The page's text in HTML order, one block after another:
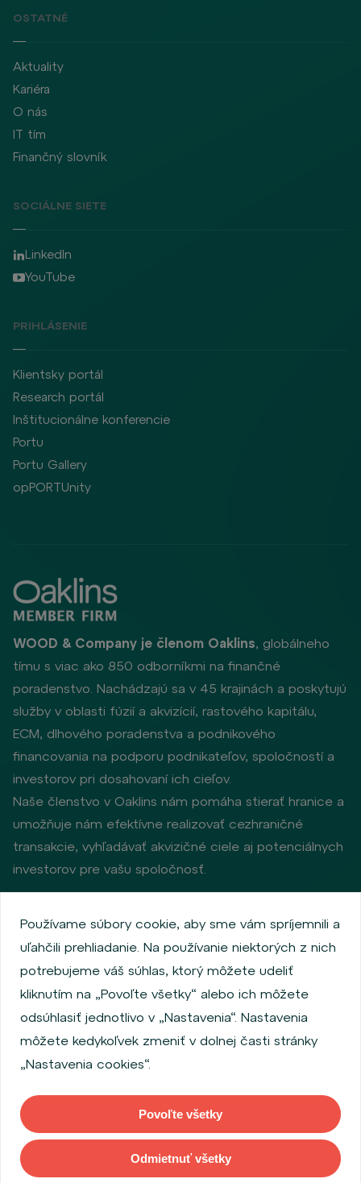
OSTATNÉ
Aktuality
Kariéra
O nás
IT tím
Finančný slovník
SOCIÁLNE SIETE
LinkedIn
YouTube
PRIHLÁSENIE
Klientsky portál
Research portál
Inštitucionálne konferencie
Portu
Portu Gallery
opPORTUnity
WOOD & Company je členom Oaklins, globálneho
tímu s viac ako 850 odborníkmi na finančné
poradenstvo. Nachádzajú sa v 45 krajinách a poskytujú
služby v oblasti fúzií a akvizícií, rastového kapitálu,
ECM, dlhového poradenstva a podnikového
financovania na podporu podnikateľov, spoločností a
investorov pri dosahovaní ich cieľov.
Naše členstvo v Oaklins nám pomáha stierať hranice a
umožňuje nám efektívne realizovať cezhraničné
transakcie, vyhľadávať akvizičné ciele aj potenciálnych
investorov pre vašu spoločnosť.
Zásady ochrany osobných údajov
Používanie súborov cookie
Informácie o emitentoch
Zamestnanecký akciový program
Povinne zverejňované informácie
Finančná výkonnosť
Regulation S, Rule 144a
MiFID Information
Disclaimer
Copyright © 2026 WOOD & Company Všetky práva vyhradené. (WOOD &
Company Financial Services, a. s. je regulovaná Českou národnou bankou
so sídlom Na Příkopě 28, 115 03, Praha 1, Česká republika).
Používame súbory cookie, aby sme vám spríjemnili a
uľahčili prehliadanie. Na používanie niektorých z nich
potrebujeme váš súhlas, ktorý môžete udeliť
kliknutím na „Povoľte všetky“ alebo ich môžete
odsúhlasiť jednotlivo v „Nastavenia“. Nastavenia
môžete kedykoľvek zmeniť v dolnej časti stránky
„Nastavenia cookies“.
Odmietnuť všetky
Povoľte všetky